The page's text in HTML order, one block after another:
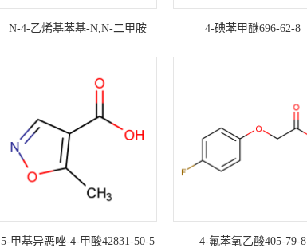
N-4-乙烯基苯基-N,N-二甲胺
4-碘苯甲醚696-62-8
5-甲基异恶唑-4-甲酸42831-50-5 4-氟苯氧乙酸405-79-8